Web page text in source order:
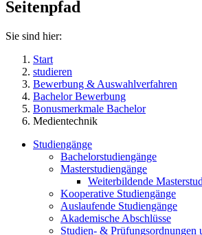
Seitenpfad
Sie sind hier:
Start
studieren
Bewerbung & Auswahlverfahren
Bachelor Bewerbung
Bonusmerkmale Bachelor
Medientechnik
Studiengänge
Bachelorstudiengänge
Masterstudiengänge
Weiterbildende
Kooperative Studiengänge
Auslaufende Studiengänge
Akademische Abschlüsse
Studien- & Prüfungsordnungen